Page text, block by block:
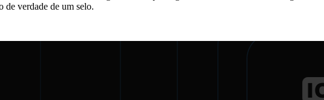
de verdade de um selo.